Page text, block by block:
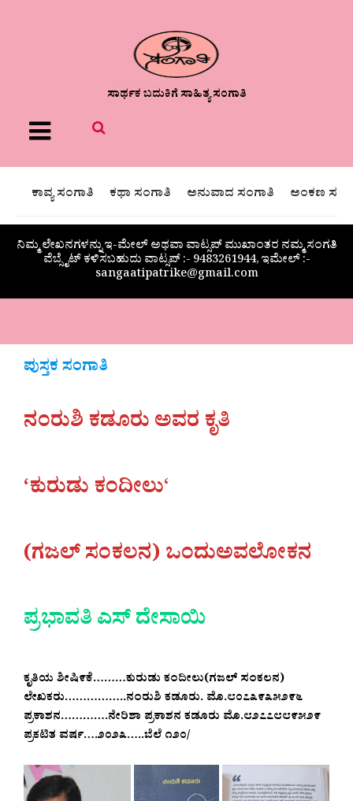
ಸಾರ್ಥಕ ಬದುಕಿಗೆ ಸಾಹಿತ್ಯ ಸಂಗಾತಿ
Menu
ಕಾವ್ಯ ಸಂಗಾತಿ ಕಥಾ ಸಂಗಾತಿ ಅನುವಾದ ಸಂಗಾತಿ ಅಂಕಣ
ನಿಮ್ಮ ಲೇಖನಗಳನ್ನು ಇ-ಮೇಲ್ ಅಥವಾ ವಾಟ್ಸಪ್ ಮುಖಾಂತರ ನಮ್ಮ ಸಂಗತಿ
ವೆಬ್ಸೈಟ್ ಕಳಿಸಬಹುದು ವಾಟ್ಸಪ್‌ :- 9483261944, ಇಮೇಲ್ :-
sangaatipatrike@gmail.com
ಪುಸ್ತಕ ಸಂಗಾತಿ
ನಂರುಶಿ ಕಡೂರು ಅವರ ಕೃತಿ
‘ಕುರುಡು ಕಂದೀಲು‘
(ಗಜಲ್ ಸಂಕಲನ) ಒಂದುಅವಲೋಕನ
ಪ್ರಭಾವತಿ ಎಸ್ ದೇಸಾಯಿ
ಕೃತಿಯ ಶೀಷಿ೯ಕೆ………ಕುರುಡು ಕಂದೀಲು(ಗಜಲ್ ಸಂಕಲನ)
ಲೇಖಕರು……………..ನಂರುಶಿ ಕಡೂರು. ಮೊ.೮೦೭೩೯೩೫೨೯೬
ಪ್ರಕಾಶನ………….ನೇರಿಶಾ ಪ್ರಕಾಶನ ಕಡೂರು ಮೊ.೮೨೭೭೮೮೯೫೨೯
ಪ್ರಕಟಿತ ವರ್ಷ….೨೦೨೩…..ಬೆಲೆ ₹೧೨೦/